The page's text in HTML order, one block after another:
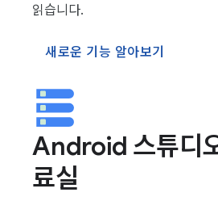
읽습니다.
새로운 기능 알아보기
Android 스튜디
료실